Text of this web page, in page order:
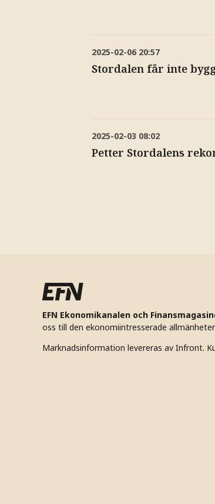
2025-02-06 20:57
Stordalen får inte
2025-02-03 08:02
Petter Stordalens
EFN Ekonomikanalen och
oss till den ekonomiintresserade
Marknadsinformation levereras av Infront.